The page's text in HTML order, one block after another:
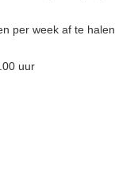
per week af te halen
uur